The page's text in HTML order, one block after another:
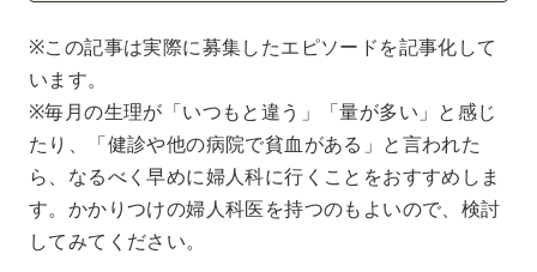
※この記事は実際に募集したエピソードを記事化して
います。
※毎月の生理が「いつもと違う」「量が多い」と感じ
たり、「健診や他の病院で貧血がある」と言われた
ら、なるべく早めに婦人科に行くことをおすすめしま
す。かかりつけの婦人科医を持つのもよいので、検討
してみてください。